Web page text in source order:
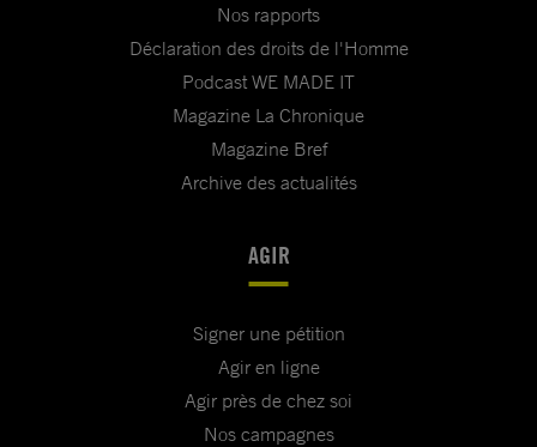
Nos rapports
Déclaration des droits de l'Homme
Podcast WE MADE IT
Magazine La Chronique
Magazine Bref
Archive des actualités
AGIR
Signer une pétition
Agir en ligne
Agir près de chez soi
Nos campagnes